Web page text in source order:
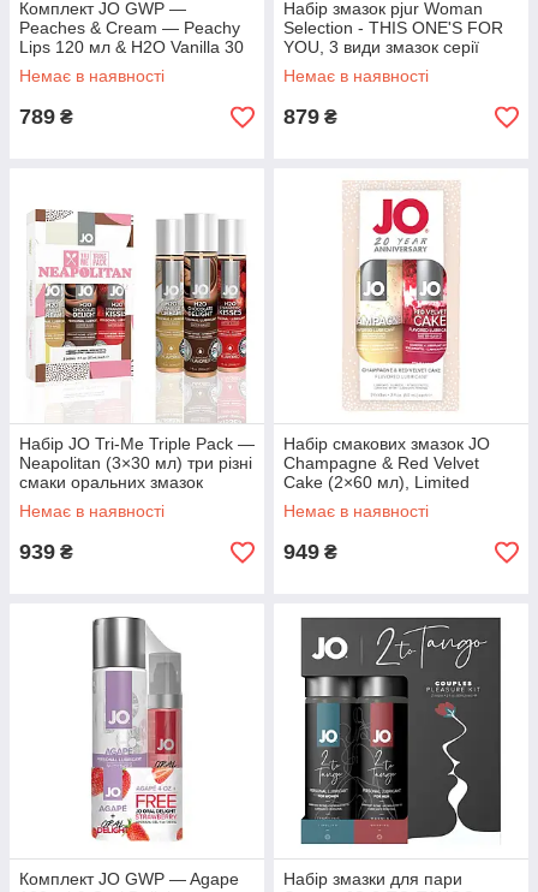
Комплект JO GWP —
Peaches & Cream — Peachy
Lips 120 мл & H2O Vanilla 30
мл
Немає в наявності
789 ₴
Набір змазок pjur Woman
Selection - THIS ONE'S FOR
YOU, 3 види змазок серії
Woman
Немає в наявності
879 ₴
Набір JO Tri-Me Triple Pack —
Neapolitan (3×30 мл) три різні
смаки оральних змазок
Немає в наявності
939 ₴
Набір смакових змазок JO
Champagne & Red Velvet
Cake (2×60 мл), Limited
Edition
Немає в наявності
949 ₴
Комплект JO GWP — Agape
Набір змазки для пари